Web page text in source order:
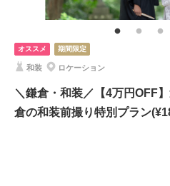
撮影データ150カット（納期3週間/レタ
ド・アクセサリー類レンタル・ブーケ
ル
8月までにお問い合わせでお得に♩｜全
●ロケ地：城ヶ島
●データ:約150カット(色味補正等レタッ
●衣装:国内外からセレクトしたドレス
オススメ 期間限定
和装 ロケーション
＼鎌倉・和装／【4万円OFF
倉の和装前撮り特別プラン